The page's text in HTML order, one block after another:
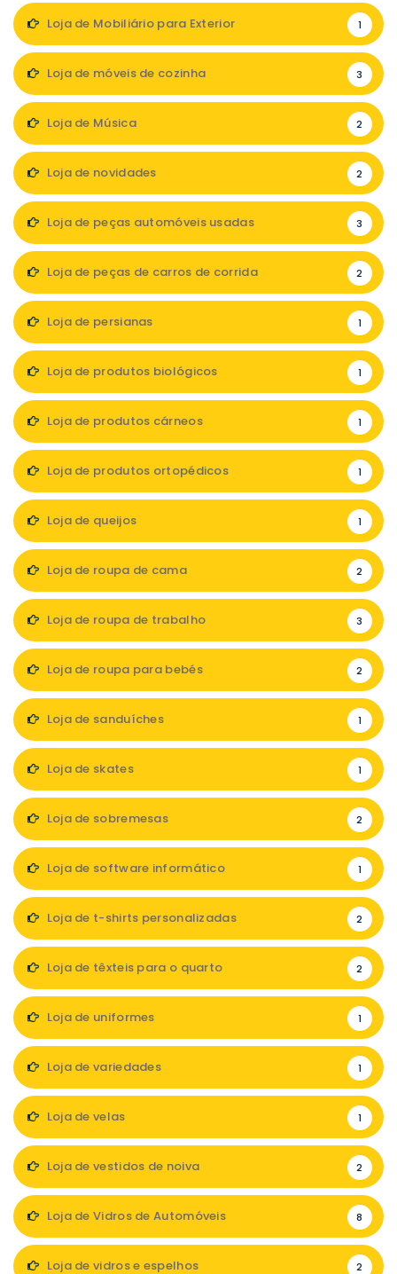
Loja de Mobiliário para Exterior 1
Loja de móveis de cozinha 3
Loja de Música 2
Loja de novidades 2
Loja de peças automóveis usadas 3
Loja de peças de carros de corrida 2
Loja de persianas 1
Loja de produtos biológicos 1
Loja de produtos cárneos 1
Loja de produtos ortopédicos 1
Loja de queijos 1
Loja de roupa de cama 2
Loja de roupa de trabalho 3
Loja de roupa para bebés 2
Loja de sanduíches 1
Loja de skates 1
Loja de sobremesas 2
Loja de software informático 1
Loja de t-shirts personalizadas 2
Loja de têxteis para o quarto 2
Loja de uniformes 1
Loja de variedades 1
Loja de velas 1
Loja de vestidos de noiva 2
Loja de Vidros de Automóveis 8
Loja de vidros e espelhos 2